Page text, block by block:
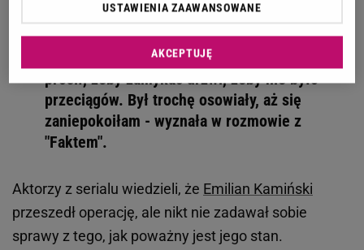
Jakieś dwa miesiące temu mieliśmy razem
zdjęcia i miałam wrażenie, że on się gorzej
czuł. Mimo że na nic się nie skarżył, tylko
prosił, żeby zamykać drzwi, żeby nie było
przeciągów. Był trochę osowiały, aż się
zaniepokoiłam - wyznała w rozmowie z
"Faktem".
Aktorzy z serialu wiedzieli, że Emilian Kamiński
przeszedł operację, ale nikt nie zadawał sobie
sprawy z tego, jak poważny jest jego stan.
USTAWIENIA ZAAWANSOWANE
AKCEPTUJĘ